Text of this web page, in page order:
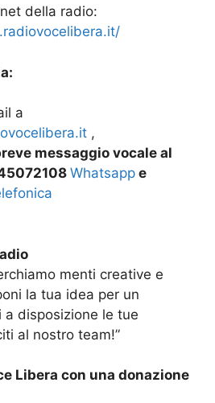
della radio:
a
,
messaggio vocale al
Whatsapp e
menti creative e
la tua idea per un
a disposizione le tue
al nostro team!”
Libera con una donazione